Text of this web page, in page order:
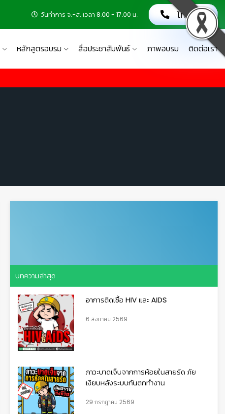
วันทำการ จ.-ส. เวลา 8.00 - 17.00 น. โทรเลย!
หลักสูตรอบรม สื่อประชาสัมพันธ์ ภาพอบรม ติดต่อเรา
บทความล่าสุด
อาการติดเชื้อ HIV และ AIDS
6 สิงหาคม 2569
ภาวะบาดเจ็บจากการห้อยในสายรัด ภัย
เงียบหลังระบบกันตกทำงาน
29 กรกฎาคม 2569